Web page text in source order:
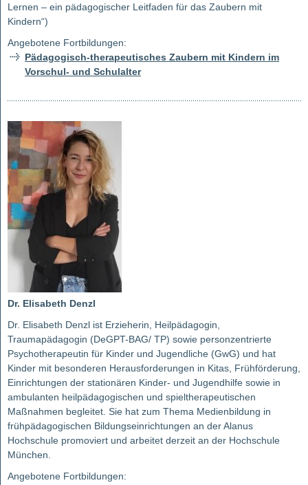
Lernen – ein pädagogischer Leitfaden für das Zaubern mit
Kindern“)
Angebotene Fortbildungen:
Pädagogisch-therapeutisches Zaubern mit Kindern im
Vorschul- und Schulalter
Dr. Elisabeth Denzl
Dr. Elisabeth Denzl ist Erzieherin, Heilpädagogin,
Traumapädagogin (DeGPT-BAG/ TP) sowie personzentrierte
Psychotherapeutin für Kinder und Jugendliche (GwG) und hat
Kinder mit besonderen Herausforderungen in Kitas, Frühförderung,
Einrichtungen der stationären Kinder- und Jugendhilfe sowie in
ambulanten heilpädagogischen und spieltherapeutischen
Maßnahmen begleitet. Sie hat zum Thema Medienbildung in
frühpädagogischen Bildungseinrichtungen an der Alanus
Hochschule promoviert und arbeitet derzeit an der Hochschule
München.
Angebotene Fortbildungen: